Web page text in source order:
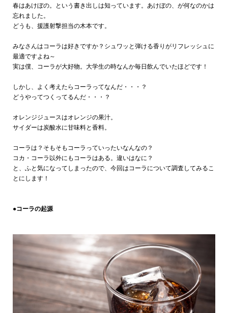
春はあけぼの。という書き出しは知っています。あけぼの、が何なのかは
忘れました。
どうも、援護射撃担当の木本です。
みなさんはコーラは好きですか？シュワッと弾ける香りがリフレッシュに
最適ですよね～
実は僕、コーラが大好物。大学生の時なんか毎日飲んでいたほどです！
しかし、よく考えたらコーラってなんだ・・・？
どうやってつくってるんだ・・・？
オレンジジュースはオレンジの果汁。
サイダーは炭酸水に甘味料と香料。
コーラは？そもそもコーラっていったいなんなの？
コカ・コーラ以外にもコーラはある。違いはなに？
と、ふと気になってしまったので、今回はコーラについて調査してみるこ
とにします！
●コーラの起源